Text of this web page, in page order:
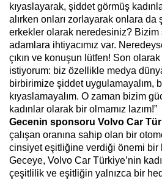
kıyaslayarak, şiddet görmüş
alırken onları zorlayarak onlara
erkekler olarak neredesiniz? Bizim
adamlara ihtiyacımız var.
çıkın ve konuşun lütfen! Son
istiyorum: biz özellikle medya
birbirimize şiddet uygulamayalım,
kıyaslamayalım. O zaman bizim
kadınlar olarak bir olmamız lazım!”
Gecenin sponsoru Volvo Car
çalışan oranına sahip olan bir
cinsiyet eşitliğine verdiği önemi bir
Geceye, Volvo Car Türkiye’nin
çeşitlilik ve eşitliğin yalnızca bir